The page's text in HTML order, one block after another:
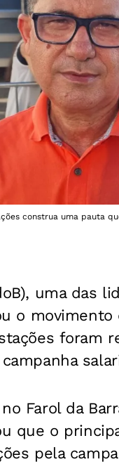
construa uma pauta
uma das
o
foram
Farol da
que o
pela